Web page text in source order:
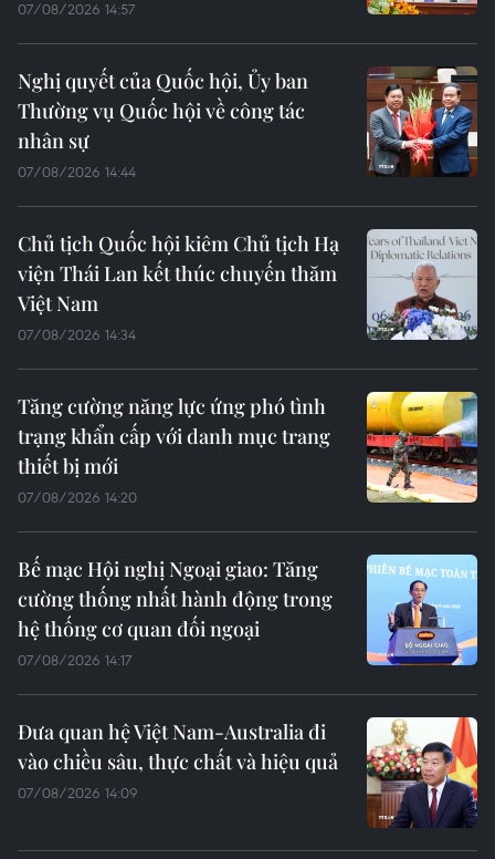
07/08/2026 14:57
Nghị quyết của Quốc hội, Ủy ban
Thường vụ Quốc hội về công tác
nhân sự
07/08/2026 14:44
Chủ tịch Quốc hội kiêm Chủ tịch Hạ
viện Thái Lan kết thúc chuyến thăm
Việt Nam
07/08/2026 14:34
Tăng cường năng lực ứng phó tình
trạng khẩn cấp với danh mục trang
thiết bị mới
07/08/2026 14:20
Bế mạc Hội nghị Ngoại giao: Tăng
cường thống nhất hành động trong
hệ thống cơ quan đối ngoại
07/08/2026 14:17
Đưa quan hệ Việt Nam-Australia đi
vào chiều sâu, thực chất và hiệu quả
07/08/2026 14:09